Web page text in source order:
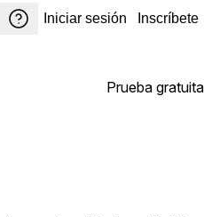
Iniciar sesión Inscríbete
Prueba gratuita